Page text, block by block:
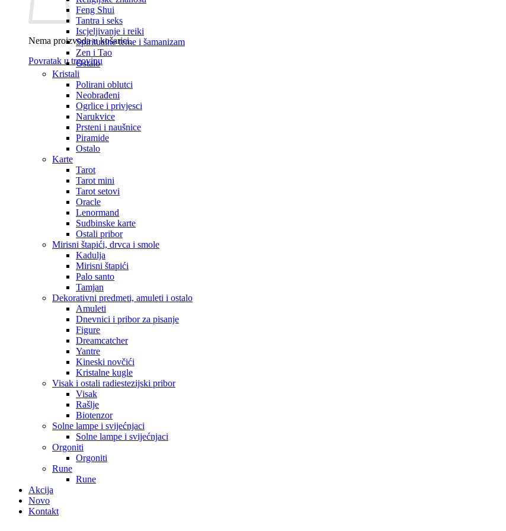
Nema proizvoda u košarici.
Povratak u trgovinu
Feng Shui
Tantra i seks
Iscjeljivanje i reiki
Spiritualne teme i šamanizam
Zen i Tao
Ostalo
Kristali
Polirani oblutci
Neobrađeni
Ogrlice i privjesci
Narukvice
Prsteni i naušnice
Piramide
Ostalo
Karte
Tarot
Tarot mini
Tarot setovi
Oracle
Lenormand
Sudbinske karte
Ostali pribor
Mirisni štapići, drvca i smole
Kadulja
Mirisni štapići
Palo santo
Tamjan
Dekorativni predmeti, amuleti i ostalo
Amuleti
Dnevnici i pribor za pisanje
Figure
Dreamcatcher
Yantre
Kineski novčići
Kristalne kugle
Visak i ostali radiestezijski pribor
Visak
Rašlje
Biotenzor
Solne lampe i svijećnjaci
Solne lampe i svijećnjaci
Orgoniti
Orgoniti
Rune
Rune
Akcija
Novo
Kontakt